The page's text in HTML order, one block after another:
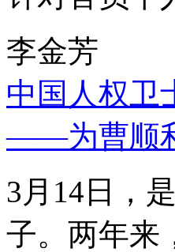
李金芳
中国人权卫
——为曹顺
3月14日，
子。两年来